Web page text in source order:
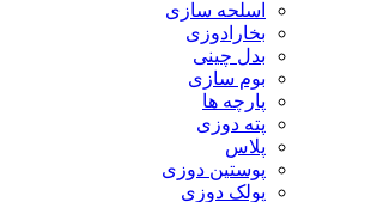
اسلحه سازی
بخارادوزی
بدل چینی
بوم سازی
پارچه ها
پته دوزی
پلاس
پوستین دوزی
پولک دوزی